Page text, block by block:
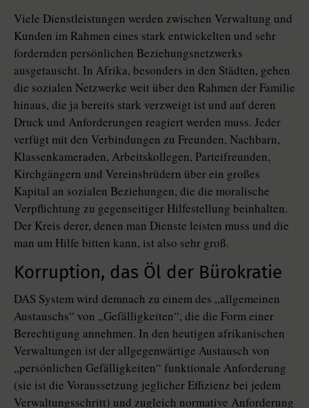
Viele Dienstleistungen werden zwischen Verwaltung und
Kunden im Rahmen eines stark entwickelten und sehr
fordernden persönlichen Beziehungsnetzwerks
ausgetauscht. In Afrika, besonders in den Städten, gehen
die sozialen Netzwerke weit über den Rahmen der Familie
hinaus, die ja bereits stark verzweigt ist und auf deren
Druck und Anforderungen reagiert werden muss. Jeder
verfügt mit den Verbindungen zu Freunden, Nachbarn,
Klassenkameraden, Arbeitskollegen, Parteifreunden,
Kirchgängern und Vereinsbrüdern über ein großes
Kapital an sozialen Beziehungen, die die moralische
Verpflichtung zu gegenseitiger Hilfestellung beinhalten.
Der Kreis derer, denen man Dienste leisten muss und die
man um Hilfe bitten kann, ist also sehr groß.
Korruption, das Öl der Bürokratie
DAS System wird demnach zu einem des „allgemeinen
Austauschs“ von „Gefälligkeiten“, die die Form einer
Berechtigung annehmen. In den heutigen afrikanischen
Verwaltungen ist der allgegenwärtige Austausch von
„persönlichen Gefälligkeiten“ funktionale Anforderung
(sie ist die Voraussetzung jeglicher Effizienz bei jedem
Verwaltungsschritt) und zugleich normative Anforderung